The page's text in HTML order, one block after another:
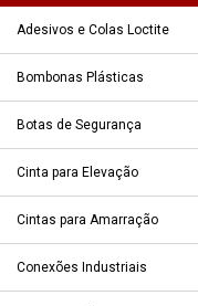
Adesivos e Colas Loctite
Bombonas Plásticas
Botas de Segurança
Cinta para Elevação
Cintas para Amarração
Conexões Industriais